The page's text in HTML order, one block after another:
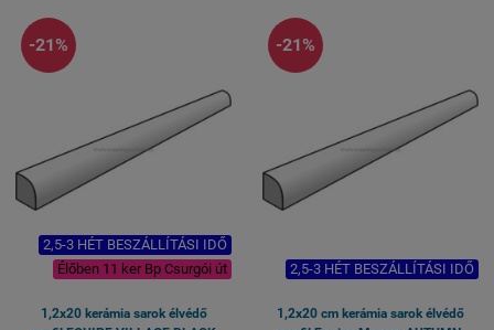
-21%
2,5-3 HÉT BESZÁLLÍTÁSI IDŐ
Élőben 11 ker Bp Csurgói út
1,2x20 kerámia sarok élvédő
-21%
2,5-3 HÉT BESZÁLLÍTÁSI IDŐ
1,2x20 cm kerámia sarok élvédő